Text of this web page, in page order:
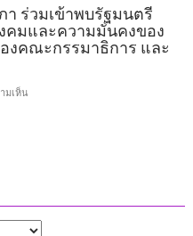
ร่วมเข้าพบรัฐมนตรี
คมและความมั่นคงของ
งคณะกรรมาธิการ และ
มเห็น
เข้า
พบ